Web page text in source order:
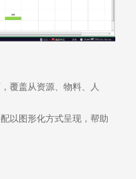
覆盖从资源、物料、人
以图形化方式呈现，帮助